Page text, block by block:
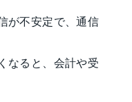
が不安定で、通信
なると、会計や受